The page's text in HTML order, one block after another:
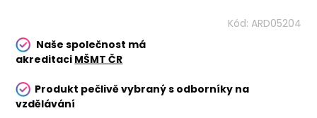
Kód: ARD05204
Naše společnost má
akreditaci MŠMT ČR
Produkt pečlivě vybraný s odborníky na
vzdělávání